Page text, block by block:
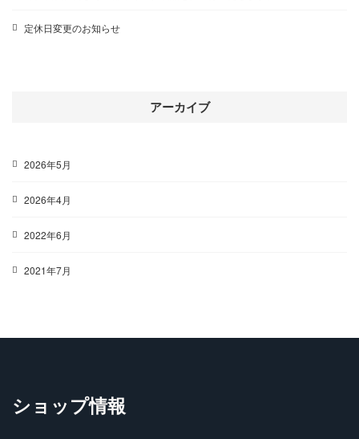
定休日変更のお知らせ
アーカイブ
2026年5月
2026年4月
2022年6月
2021年7月
ショップ情報